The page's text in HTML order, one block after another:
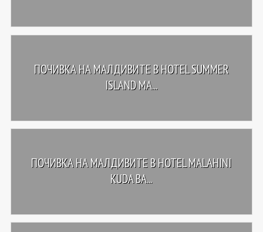
ПОЧИВКА НА МАЛДИВИТЕ В HOTEL SUMMER
ISLAND MA...
ПОЧИВКА НА МАЛДИВИТЕ В HOTEL MALAHINI
KUDA BA...